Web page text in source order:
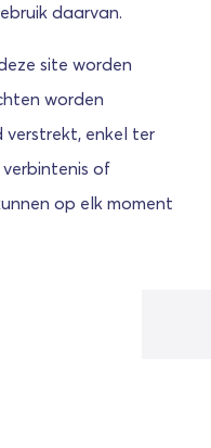
daarvan.
site worden
worden
verstrekt, enkel ter
of
op elk moment